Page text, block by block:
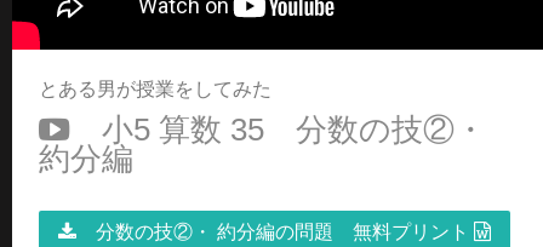
とある男が授業をしてみた
小5 算数 35 分数の技②・
約分編
分数の技②・ 約分編の問題 無料プリント